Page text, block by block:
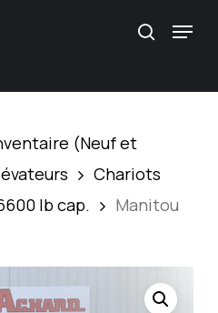
Menu
(Neuf et
Chariots
lb cap.
Manitou